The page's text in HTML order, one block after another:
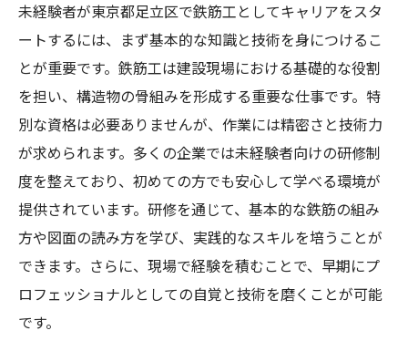
新人を育てる企業文化
先輩から学ぶ鉄筋工の技術
スキルアップのためのサポート内容
足立区の鉄筋工企業での成長事例
未経験者向けのキャリア相談サービス
地域発展に貢献足立区の鉄筋工が担うプロジェ
クトの魅力
足立区で進行中の主要プロジェクト
地域発展に寄与する鉄筋工の役割
プロジェクトに携わる面白さ
未経験者が東京都足立区で鉄筋工としてキャリアをスタ
ートするには、まず基本的な知識と技術を身につけるこ
とが重要です。鉄筋工は建設現場における基礎的な役割
を担い、構造物の骨組みを形成する重要な仕事です。特
別な資格は必要ありませんが、作業には精密さと技術力
が求められます。多くの企業では未経験者向けの研修制
度を整えており、初めての方でも安心して学べる環境が
提供されています。研修を通じて、基本的な鉄筋の組み
方や図面の読み方を学び、実践的なスキルを培うことが
できます。さらに、現場で経験を積むことで、早期にプ
ロフェッショナルとしての自覚と技術を磨くことが可能
です。